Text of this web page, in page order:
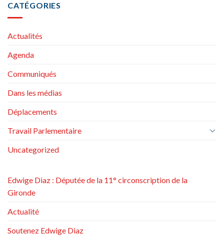
CATÉGORIES
Actualités
Agenda
Communiqués
Dans les médias
Déplacements
Travail Parlementaire
Uncategorized
Edwige Diaz : Députée de la 11° circonscription de la
Gironde
Actualité
Soutenez Edwige Diaz